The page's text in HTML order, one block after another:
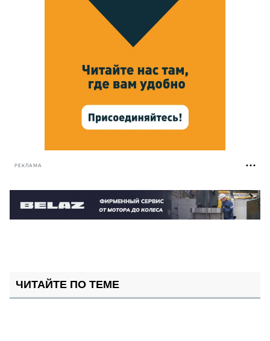
РЕКЛАМА
ЧИТАЙТЕ ПО ТЕМЕ